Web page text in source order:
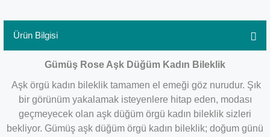
Ürün Bilgisi
Gümüş Rose Aşk Düğüm Kadın Bileklik
Aşk örgü kadın bileklik tamamen el emeği göz nurudur. Şık
bir görünüm yakalamak isteyenlere hitap eden, modası
geçmeyecek olan aşk düğüm örgü kadın bileklik sizleri
bekliyor. Gümüş aşk düğüm örgü kadın bileklik; doğum günü